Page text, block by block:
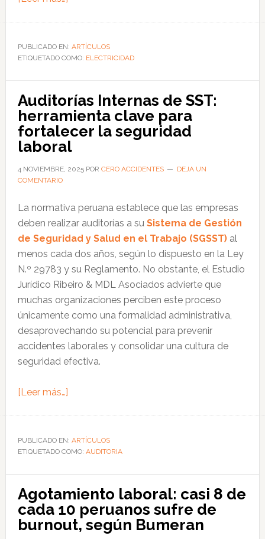
eléctrica
industrial:
tecnología
avanzada
protege
instalaciones
críticas
PUBLICADO EN: ARTÍCULOS
ETIQUETADO COMO: ELECTRICIDAD
Auditorías Internas de SST:
herramienta clave para
fortalecer la seguridad
laboral
4 NOVIEMBRE, 2025POR CERO ACCIDENTES
DEJA UN
COMENTARIO
La normativa peruana establece que las empresas
deben realizar auditorías a su Sistema de Gestión
de Seguridad y Salud en el Trabajo (SGSST)al
menos cada dos años, según lo dispuesto en la Ley
N.º 29783 y su Reglamento. No obstante, el Estudio
Jurídico Ribeiro & MDL Asociados advierte que
muchas organizaciones perciben este proceso
únicamente como una formalidad administrativa,
desaprovechando su potencial para prevenir
accidentes laborales y consolidar una cultura de
seguridad efectiva.
[Leer más…]acerca
Internas
de
clave
para
fortalecer
PUBLICADO EN: ARTÍCULOS
ETIQUETADO COMO: AUDITORIA
Agotamiento laboral: casi 8 de
cada 10 peruanos sufre de
burnout, según Bumeran